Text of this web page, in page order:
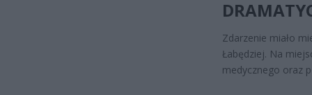
Zdarzenie miało
Łabędziej. Na
medycznego oraz